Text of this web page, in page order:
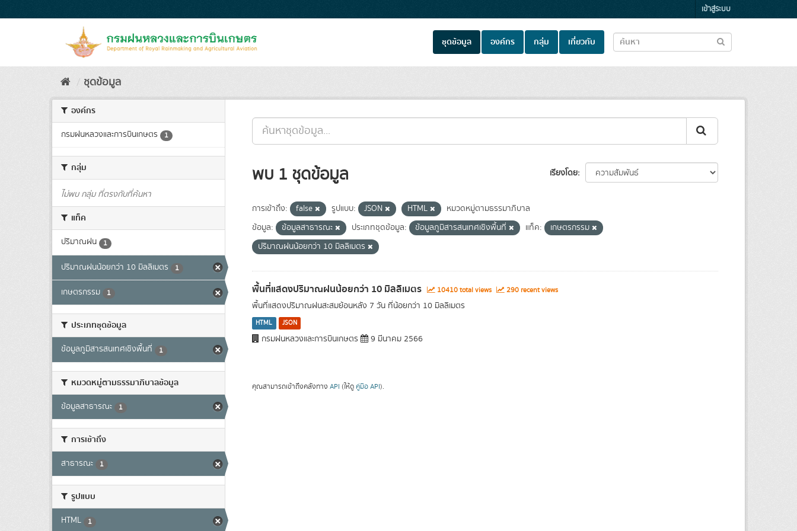
to
เข้าสู่ระบบ
ชุดข้อมูล องค์กร กลุ่ม เกี่ยวกับ
ชุดข้อมูล
องค์กร
กรมฝนหลวงและการบินเกษตร 1
กลุ่ม
ไม่พบ กลุ่ม ที่ตรงกับที่ค้นหา
แท็ค
ปริมาณฝน 1
ปริมาณฝนน้อยกว่า 10 มิลลิเมตร 1
เกษตรกรรม 1
ประเภทชุดข้อมูล
ข้อมูลภูมิสารสนเทศเชิงพื้นที่ 1
หมวดหมู่ตามธรรมาภิบาลข้อมูล
ข้อมูลสาธารณะ 1
การเข้าถึง
สาธารณะ 1
รูปแบบ
HTML 1
เรียงโดย
พบ 1 ชุดข้อมูล
การเข้าถึง: false รูปแบบ: JSON HTML
หมวดหมู่ตามธรรมาภิบาล
ข้อมูล:
ข้อมูลสาธารณะ ประเภทชุดข้อมูล: ข้อมูลภูมิสารสนเทศเชิงพื้นที่ แท็ค:
เกษตรกรรม
ปริมาณฝนน้อยกว่า 10 มิลลิเมตร
พื้นที่แสดงปริมาณฝนน้อยกว่า 10 มิลลิเมตร 10410 total views 290 recent views
พื้นที่แสดงปริมาณฝนสะสมย้อนหลัง 7 วัน ที่น้อยกว่า 10 มิลลิเมตร
HTML JSON
กรมฝนหลวงและการบินเกษตร 9 มีนาคม 2566
คุณสามารถเข้าถึงคลังทาง API (ให้ดู คู่มือ API).